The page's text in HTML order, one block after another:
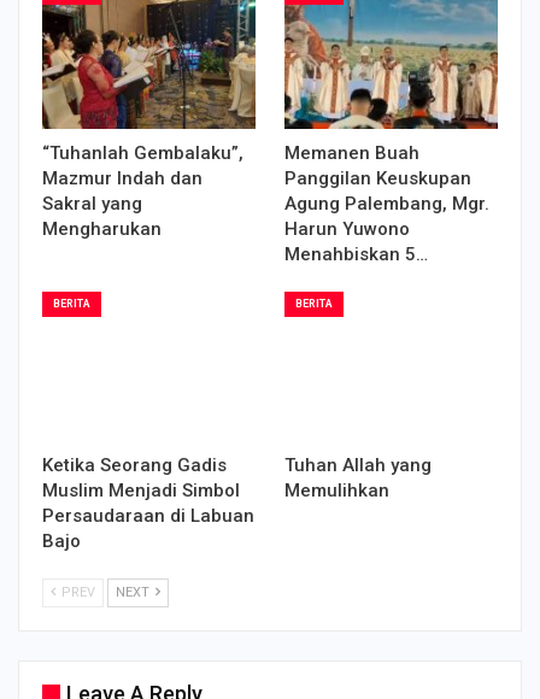
“Tuhanlah Gembalaku”,
Mazmur Indah dan
Sakral yang
Mengharukan
Memanen Buah
Panggilan Keuskupan
Agung Palembang, Mgr.
Harun Yuwono
Menahbiskan 5…
BERITA
Ketika Seorang Gadis
Muslim Menjadi Simbol
Persaudaraan di Labuan
Bajo
BERITA
Tuhan Allah yang
Memulihkan
PREV NEXT
Leave A Reply